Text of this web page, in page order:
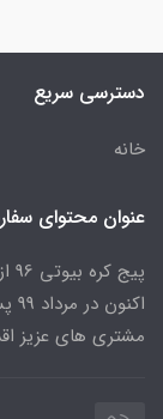
دسترسی سریع
خانه
عنوان محتوای
مشتری های عزیز